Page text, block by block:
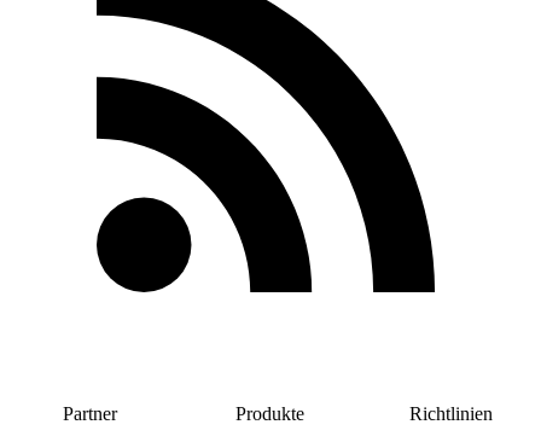
Partner
Produkte
Richtlinien